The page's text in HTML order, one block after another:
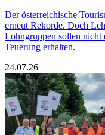
Der österreichische
erneut Rekorde. Doch
Lohngruppen sollen nicht
Teuerung erhalten.
24.07.26